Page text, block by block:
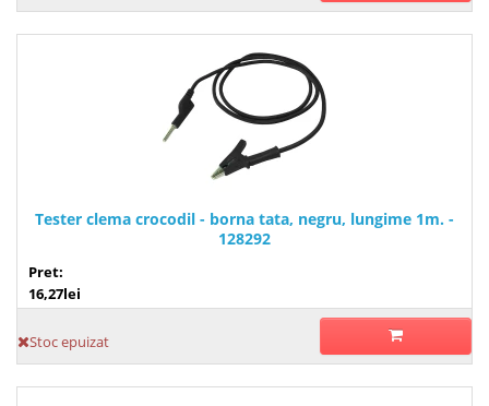
Tester clema crocodil - borna tata, negru, lungime 1m. -
128292
Pret:
16,27lei
Stoc epuizat